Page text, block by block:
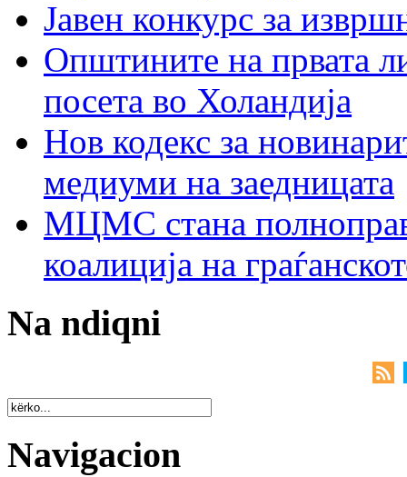
Јавен конкурс за
Општините на првата
посета во Холандија
Нов кодекс за
медиуми на заедницата
МЦМС стана
коалиција на
Na ndiqni
Navigacion